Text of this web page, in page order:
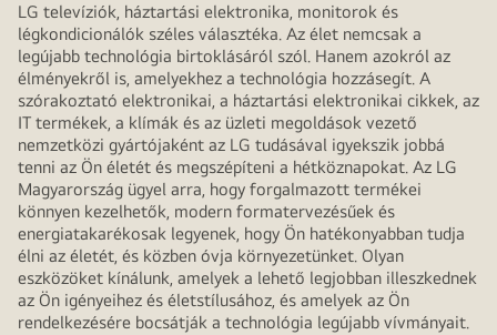
LG televíziók, háztartási elektronika, monitorok és
légkondicionálók széles választéka. Az élet nemcsak a
legújabb technológia birtoklásáról szól. Hanem azokról az
élményekről is, amelyekhez a technológia hozzásegít. A
szórakoztató elektronikai, a háztartási elektronikai cikkek, az
IT termékek, a klímák és az üzleti megoldások vezető
nemzetközi gyártójaként az LG tudásával igyekszik jobbá
tenni az Ön életét és megszépíteni a hétköznapokat. Az LG
Magyarország ügyel arra, hogy forgalmazott termékei
könnyen kezelhetők, modern formatervezésűek és
energiatakarékosak legyenek, hogy Ön hatékonyabban tudja
élni az életét, és közben óvja környezetünket. Olyan
eszközöket kínálunk, amelyek a lehető legjobban illeszkednek
az Ön igényeihez és életstílusához, és amelyek az Ön
rendelkezésére bocsátják a technológia legújabb vívmányait.